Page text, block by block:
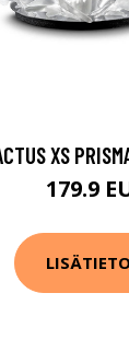
XS
179.9